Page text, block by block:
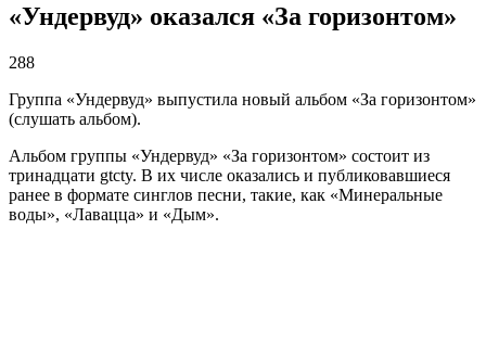
«Ундервуд» оказался «За горизонтом»
288
Группа «Ундервуд» выпустила новый альбом «За горизонтом»
(слушать альбом).
Альбом группы «Ундервуд» «За горизонтом» состоит из
тринадцати gtcty. В их числе оказались и публиковавшиеся
ранее в формате синглов песни, такие, как «Минеральные
воды», «Лавацца» и «Дым».